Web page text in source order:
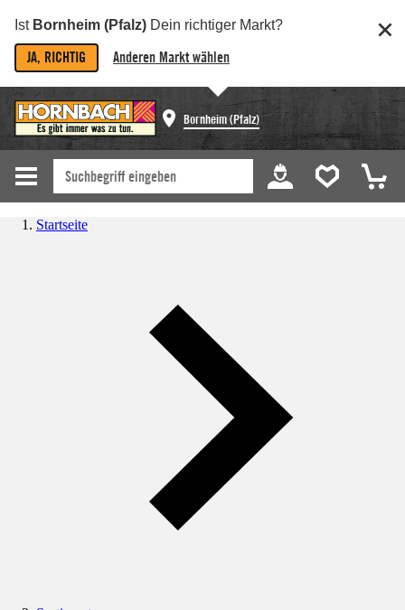
Ist Bornheim (Pfalz) Dein richtiger Markt?
JA, RICHTIG Anderen Markt wählen
Bornheim (Pfalz)
Startseite